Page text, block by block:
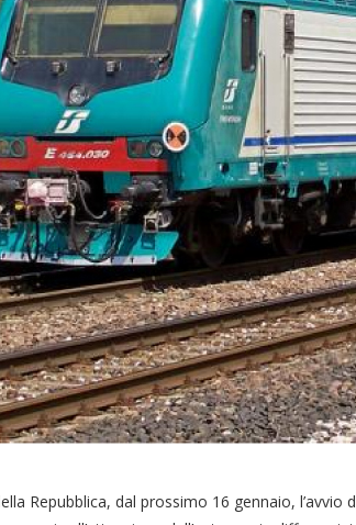
Repubblica, dal prossimo 16 gennaio, l’avvio